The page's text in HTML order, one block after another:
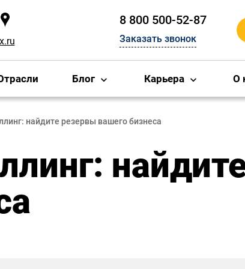
8 800 500-52-87
Заказать звонок
Блог Карьера О
найдите резервы вашего бизнеса